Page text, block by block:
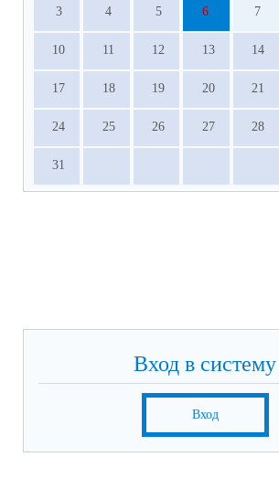
3 4 5 6 7
10 11 12 13 14
17 18 19 20 21
24 25 26 27 28
31
Вход в систему
Вход